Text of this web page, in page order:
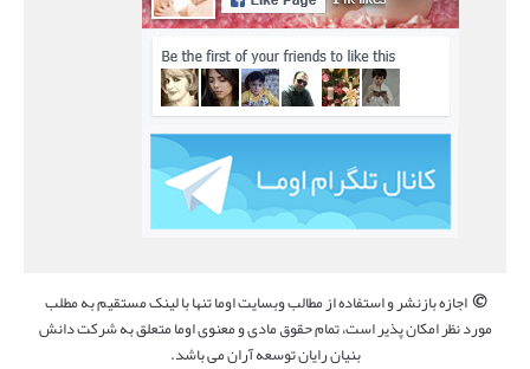
©اجازه بازنشر و استفاده از مطالب وبسایت اوما تنها با لینک مستقیم به مطلب
مورد نظر امکان پذیر است، تمام حقوق مادی و معنوی اوما متعلق به شرکت دانش
بنیان رایان توسعه آران می باشد.